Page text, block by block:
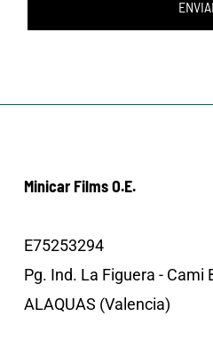
Minicar Films O.E.
E75253294
Pg. Ind. La Figuera - Cami
ALAQUAS (Valencia)